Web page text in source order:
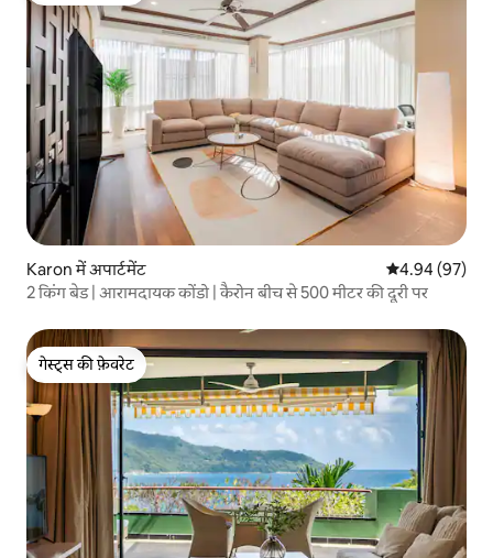
Karon में अपार्टमेंट औसत रेटिंग 5 में
4.94 (97)
2 किंग बेड | आरामदायक कोंडो | कैरोन बीच से 500 मीटर की दूरी पर
गेस्ट्स की फ़ेवरेट
गेस्ट्स की फ़ेवरेट